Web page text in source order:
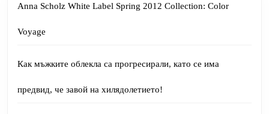
Anna Scholz White Label Spring 2012 Collection: Color
Voyage
Как мъжките облекла са прогресирали, като се има
предвид, че завой на хилядолетието!